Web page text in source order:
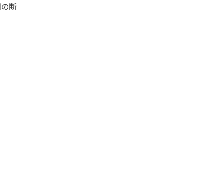
断